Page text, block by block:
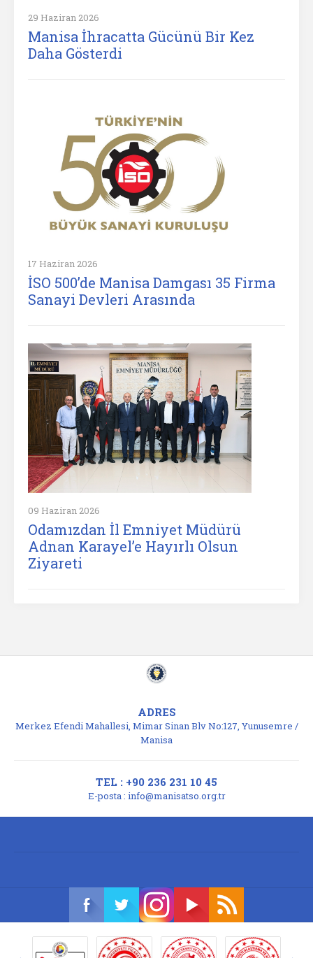
29 Haziran 2026
Manisa İhracatta Gücünü Bir Kez
Daha Gösterdi
17 Haziran 2026
İSO 500’de Manisa Damgası 35 Firma
Sanayi Devleri Arasında
09 Haziran 2026
Odamızdan İl Emniyet Müdürü
Adnan Karayel’e Hayırlı Olsun
Ziyareti
ADRES
Merkez Efendi Mahallesi, Mimar Sinan Blv No:127, Yunusemre /
Manisa
TEL : +90 236 231 10 45
E-posta : info@manisatso.org.tr